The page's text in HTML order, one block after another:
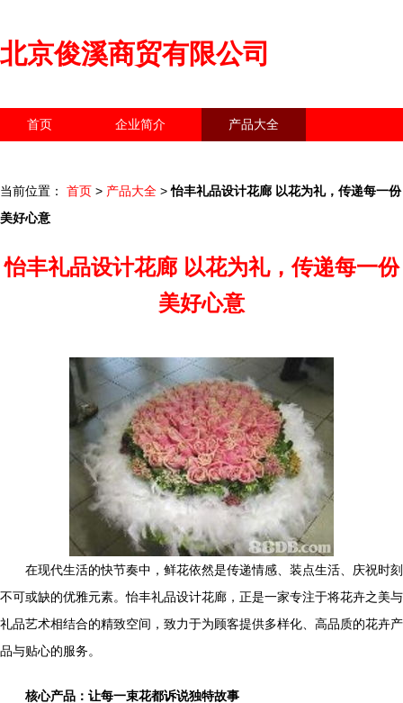
北京俊溪商贸有限公司
首页 企业简介 产品大全
当前位置： 首页 > 产品大全 > 怡丰礼品设计花廊 以花为礼，传递每一份
美好心意
怡丰礼品设计花廊 以花为礼，传递每一份
美好心意
在现代生活的快节奏中，鲜花依然是传递情感、装点生活、庆祝时刻
不可或缺的优雅元素。怡丰礼品设计花廊，正是一家专注于将花卉之美与
礼品艺术相结合的精致空间，致力于为顾客提供多样化、高品质的花卉产
品与贴心的服务。
核心产品：让每一束花都诉说独特故事